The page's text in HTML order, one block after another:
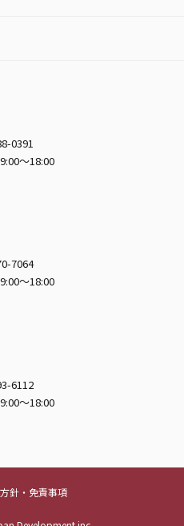
0391
～18:00
7064
～18:00
6112
～18:00
針・免責事項